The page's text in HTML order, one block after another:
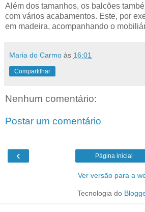
Além dos tamanhos, os balcões
com vários acabamentos. Este, por
em madeira, acompanhando o
Maria do Carmo às 16:01
Compartilhar
Nenhum comentário:
Postar um comentário
‹ Página inicial
Ver versão para a
Tecnologia do